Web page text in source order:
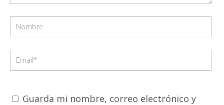
Guarda mi nombre, correo electrónico y